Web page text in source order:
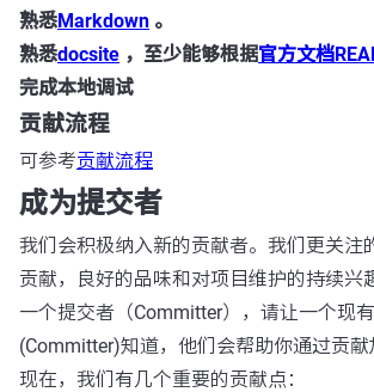
熟悉Markdown 。
熟悉docsite ，至少能够根据官方文档
完成本地调试
贡献流程
可参考贡献流程
成为提交者
我们会积极纳入新的贡献者。我们更关注
贡献，良好的品味和对项目维护的持续兴
一个提交者（Committer），请让一个现
(Committer)知道，他们会帮助你通过贡献
现在，我们有几个重要的贡献点：